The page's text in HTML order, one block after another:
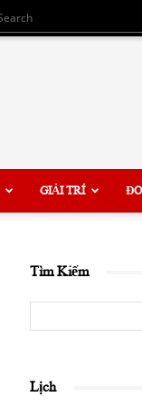
GIẢI TRÍ
Tìm Kiếm
Lịch